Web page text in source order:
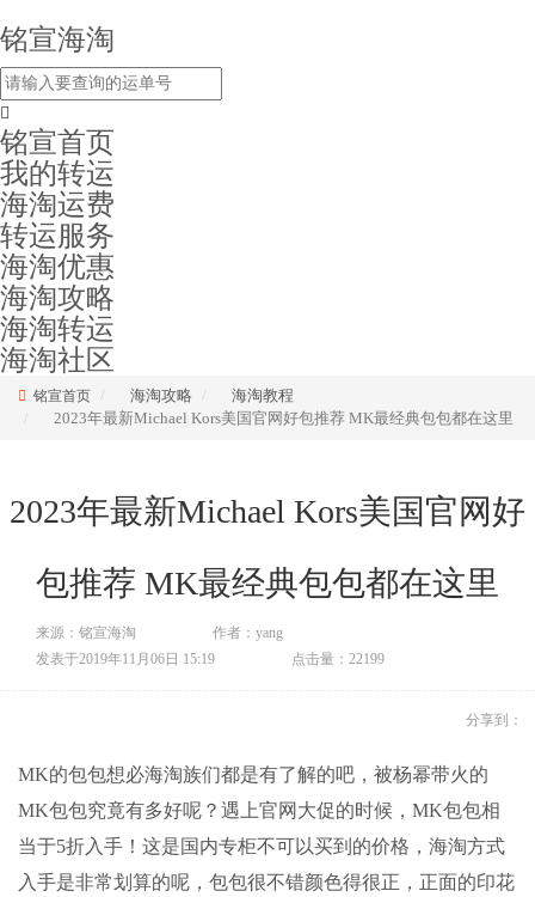
铭宣海淘
铭宣首页
我的转运
海淘运费
转运服务
海淘优惠
海淘攻略
海淘转运
海淘社区
铭宣首页 海淘攻略
海淘教程
2023年最新Michael Kors美国官网好包推荐 MK最经典包包都在这里
2023年最新Michael Kors美国官网好
包推荐 MK最经典包包都在这里
来源：铭宣海淘
作者：yang
发表于2019年11月06日 15:19
点击量：22199
分享到：
MK的包包想必海淘族们都是有了解的吧，被杨幂带火的
MK包包究竟有多好呢？遇上官网大促的时候，MK包包相
当于5折入手！这是国内专柜不可以买到的价格，海淘方式
入手是非常划算的呢，包包很不错颜色得很正，正面的印花